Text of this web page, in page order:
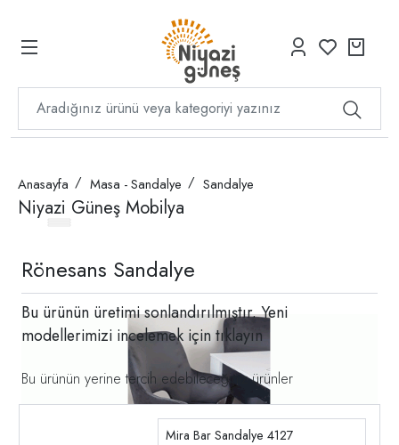
Anasayfa Masa - Sandalye Sandalye
Niyazi Güneş Mobilya
Rönesans Sandalye
Bu ürünün üretimi sonlandırılmıştır. Yeni
modellerimizi incelemek içintıklayın
Bu ürünün yerine tercih edebileceğiniz ürünler
Mira Bar Sandalye 4127